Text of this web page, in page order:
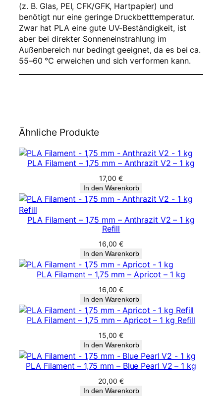
(z. B. Glas, PEI, CFK/GFK, Hartpapier) und
benötigt nur eine geringe Druckbetttemperatur.
Zwar hat PLA eine gute UV-Beständigkeit, ist
aber bei direkter Sonneneinstrahlung im
Außenbereich nur bedingt geeignet, da es bei ca.
55–60 °C erweichen und sich verformen kann.
Ähnliche Produkte
PLA Filament – 1,75 mm – Anthrazit V2 – 1 kg
17,00 €
In den Warenkorb
PLA Filament – 1,75 mm – Anthrazit V2 – 1 kg
Refill
16,00€
In den Warenkorb
PLA Filament – 1,75 mm – Apricot – 1 kg
16,00€
In den Warenkorb
PLA Filament – 1,75 mm – Apricot – 1 kg Refill
15,00€
In den Warenkorb
PLA Filament – 1,75 mm – Blue Pearl V2 – 1 kg
20,00 €
In den Warenkorb